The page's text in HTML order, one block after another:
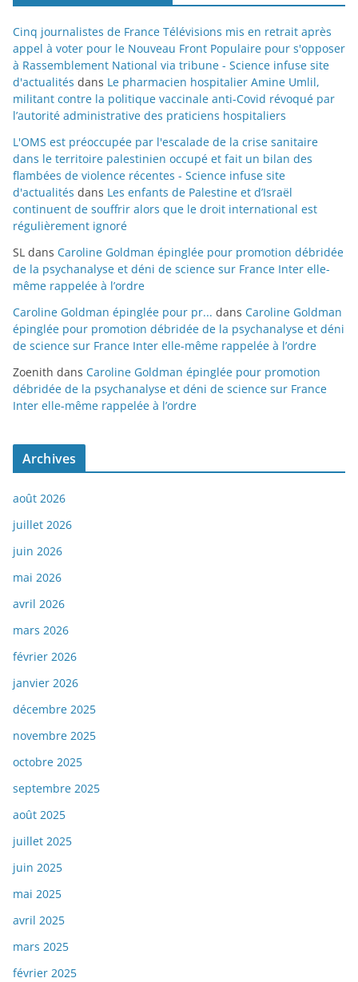
Cinq journalistes de France Télévisions mis en retrait après
appel à voter pour le Nouveau Front Populaire pour s'opposer
à Rassemblement National via tribune - Science infuse site
d'actualités dans Le pharmacien hospitalier Amine Umlil,
militant contre la politique vaccinale anti-Covid révoqué par
l’autorité administrative des praticiens hospitaliers
L'OMS est préoccupée par l'escalade de la crise sanitaire
dans le territoire palestinien occupé et fait un bilan des
flambées de violence récentes - Science infuse site
d'actualités dans Les enfants de Palestine et d’Israël
continuent de souffrir alors que le droit international est
régulièrement ignoré
SL dans Caroline Goldman épinglée pour promotion débridée
de la psychanalyse et déni de science sur France Inter elle-
même rappelée à l’ordre
Caroline Goldman épinglée pour pr... dans Caroline Goldman
épinglée pour promotion débridée de la psychanalyse et déni
de science sur France Inter elle-même rappelée à l’ordre
Zoenith dans Caroline Goldman épinglée pour promotion
débridée de la psychanalyse et déni de science sur France
Inter elle-même rappelée à l’ordre
Archives
août 2026
juillet 2026
juin 2026
mai 2026
avril 2026
mars 2026
février 2026
janvier 2026
décembre 2025
novembre 2025
octobre 2025
septembre 2025
août 2025
juillet 2025
juin 2025
mai 2025
avril 2025
mars 2025
février 2025